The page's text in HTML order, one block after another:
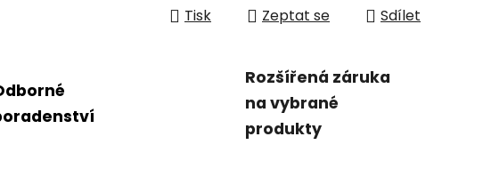
Tisk Zeptat se Sdílet
Rozšířená záruka
na vybrané
produkty